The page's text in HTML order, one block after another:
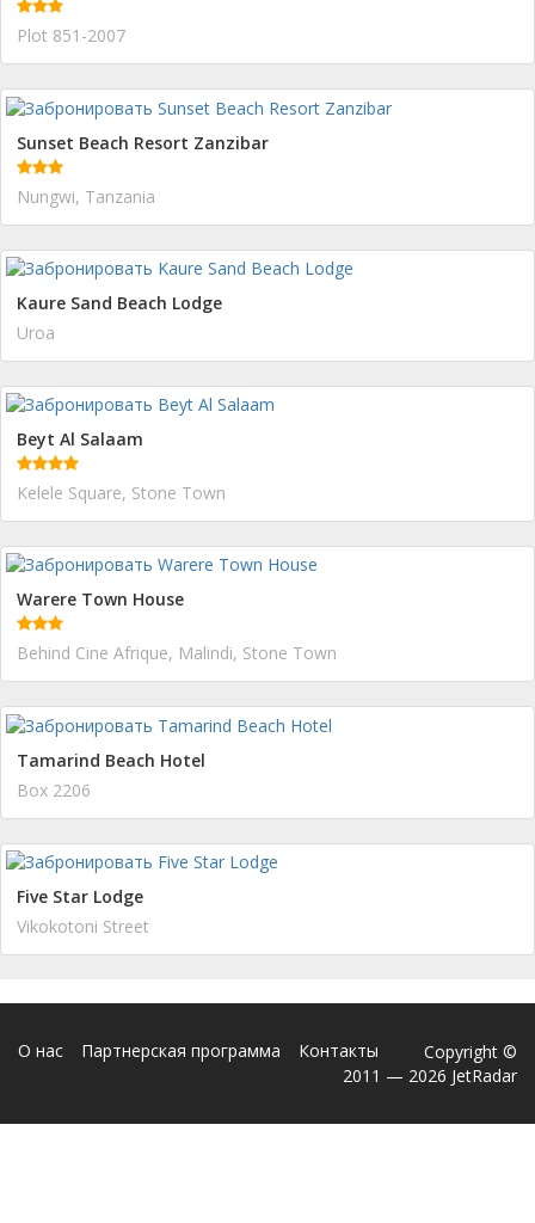
Plot 851-2007
Sunset Beach Resort Zanzibar
Nungwi, Tanzania
Kaure Sand Beach Lodge
Uroa
Beyt Al Salaam
Kelele Square, Stone Town
Warere Town House
Behind Cine Afrique, Malindi, Stone Town
Tamarind Beach Hotel
Box 2206
Five Star Lodge
Vikokotoni Street
О нас Партнерская программа Контакты
Copyright ©
2011 — 2026 JetRadar